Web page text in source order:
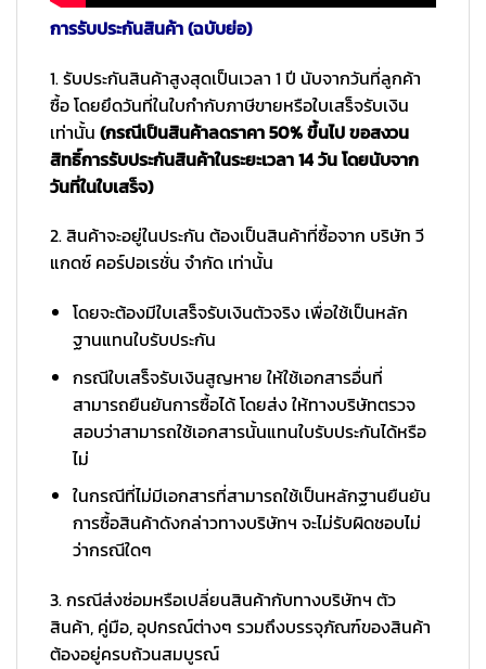
การรับประกันสินค้า (ฉบับย่อ)
1. รับประกันสินค้าสูงสุดเป็นเวลา 1 ปี นับจากวันที่ลูกค้า
ซื้อ โดยยึดวันที่ในใบกำกับภาษีขายหรือใบเสร็จรับเงิน
เท่านั้น (กรณีเป็นสินค้าลดราคา 50% ขึ้นไป ขอสงวน
สิทธิ์การรับประกันสินค้าในระยะเวลา 14 วัน โดยนับจาก
วันที่ในใบเสร็จ)
2. สินค้าจะอยู่ในประกัน ต้องเป็นสินค้าที่ซื้อจาก บริษัท วี
แกดซ์ คอร์ปอเรชั่น จำกัด เท่านั้น
โดยจะต้องมีใบเสร็จรับเงินตัวจริง เพื่อใช้เป็นหลัก
ฐานแทนใบรับประกัน
กรณีใบเสร็จรับเงินสูญหาย ให้ใช้เอกสารอื่นที่
สามารถยืนยันการซื้อได้ โดยส่ง ให้ทางบริษัทตรวจ
สอบว่าสามารถใช้เอกสารนั้นแทนใบรับประกันได้หรือ
ไม่
ในกรณีที่ไม่มีเอกสารที่สามารถใช้เป็นหลักฐานยืนยัน
การซื้อสินค้าดังกล่าวทางบริษัทฯ จะไม่รับผิดชอบไม่
ว่ากรณีใดๆ
3. กรณีส่งซ่อมหรือเปลี่ยนสินค้ากับทางบริษัทฯ ตัว
สินค้า, คู่มือ, อุปกรณ์ต่างๆ รวมถึงบรรจุภัณฑ์ของสินค้า
ต้องอยู่ครบถ้วนสมบูรณ์